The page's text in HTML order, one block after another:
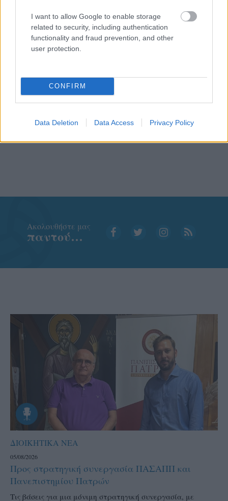
I want to allow Google to enable storage
related to security, including authentication
functionality and fraud prevention, and other
user protection.
CONFIRM
Data Deletion Data Access Privacy Policy
Aκολουθήστε μας
παντού…
ΔΙΟΙΚΗΤΙΚΑ ΝΕΑ
05/08/2026
Προς στρατηγική συνεργασία ΠΑΣΑΠΠ και
Πανεπιστημίου Πατρών
Τις βάσεις για μια μόνιμη στρατηγική συνεργασία, με